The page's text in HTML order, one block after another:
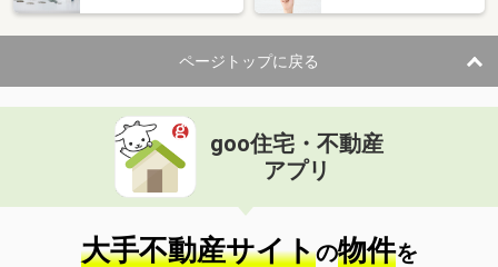
ページトップに戻る
goo住宅・不動産
アプリ
大手不動産サイトの物件を